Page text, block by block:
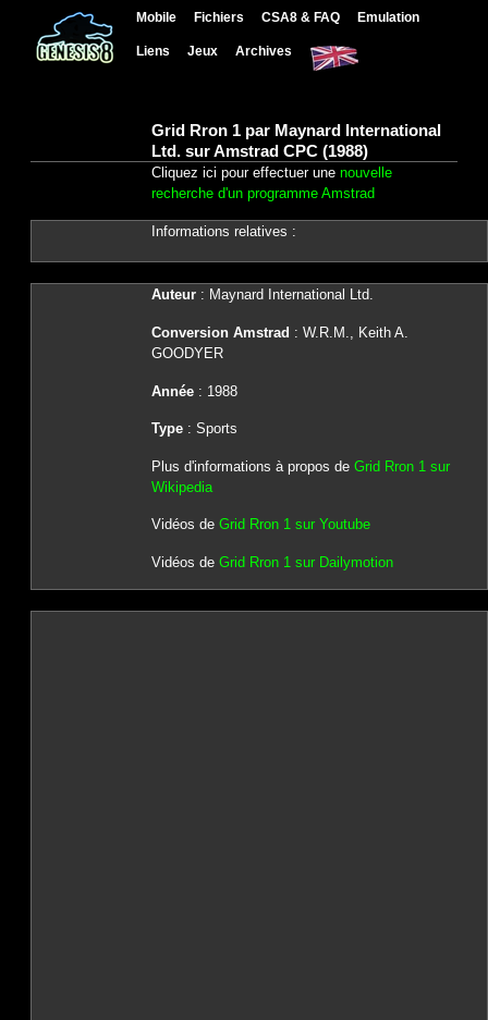
Mobile Fichiers CSA8 & FAQ Emulation
Liens Jeux Archives
Grid Rron 1 par Maynard International
Ltd. sur Amstrad CPC (1988)
Cliquez ici pour effectuer une nouvelle
recherche d'un programme Amstrad
Informations relatives :
Auteur: Maynard International Ltd.
Conversion Amstrad : W.R.M., Keith A.
GOODYER
Année: 1988
Type: Sports
Plus d'informations à propos de Grid Rron 1 sur
Wikipedia
Vidéos de Grid Rron 1 sur Youtube
Vidéos de Grid Rron 1 sur Dailymotion